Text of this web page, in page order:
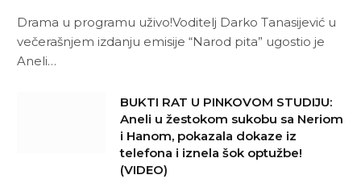
Drama u programu uživo!Voditelj Darko Tanasijević u
večerašnjem izdanju emisije “Narod pita” ugostio je
Aneli…
BUKTI RAT U PINKOVOM STUDIJU:
Aneli u žestokom sukobu sa Neriom
i Hanom, pokazala dokaze iz
telefona i iznela šok optužbe!
(VIDEO)